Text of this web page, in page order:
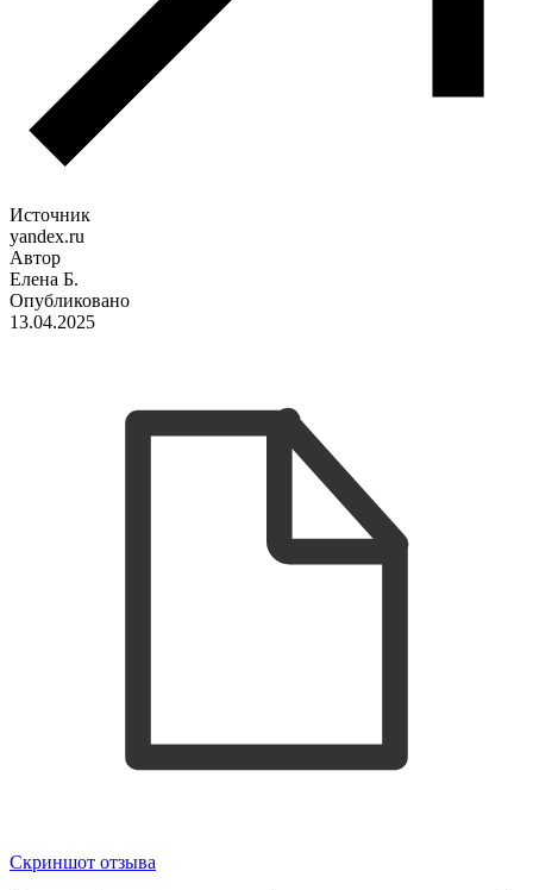
Источник
yandex.ru
Автор
Елена Б.
Опубликовано
13.04.2025
Скриншот отзыва